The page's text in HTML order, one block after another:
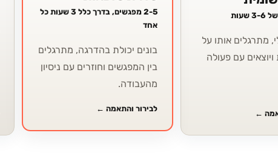
מתרגלים אותו על
עם פעולה
←
2-5 מפגשים, בדרך כלל 3 שעות כל
אחד
בונים יכולת בהדרגה, מתרגלים
בין המפגשים וחוזרים עם ניסיון
מהעבודה.
לבירור והתאמה ←